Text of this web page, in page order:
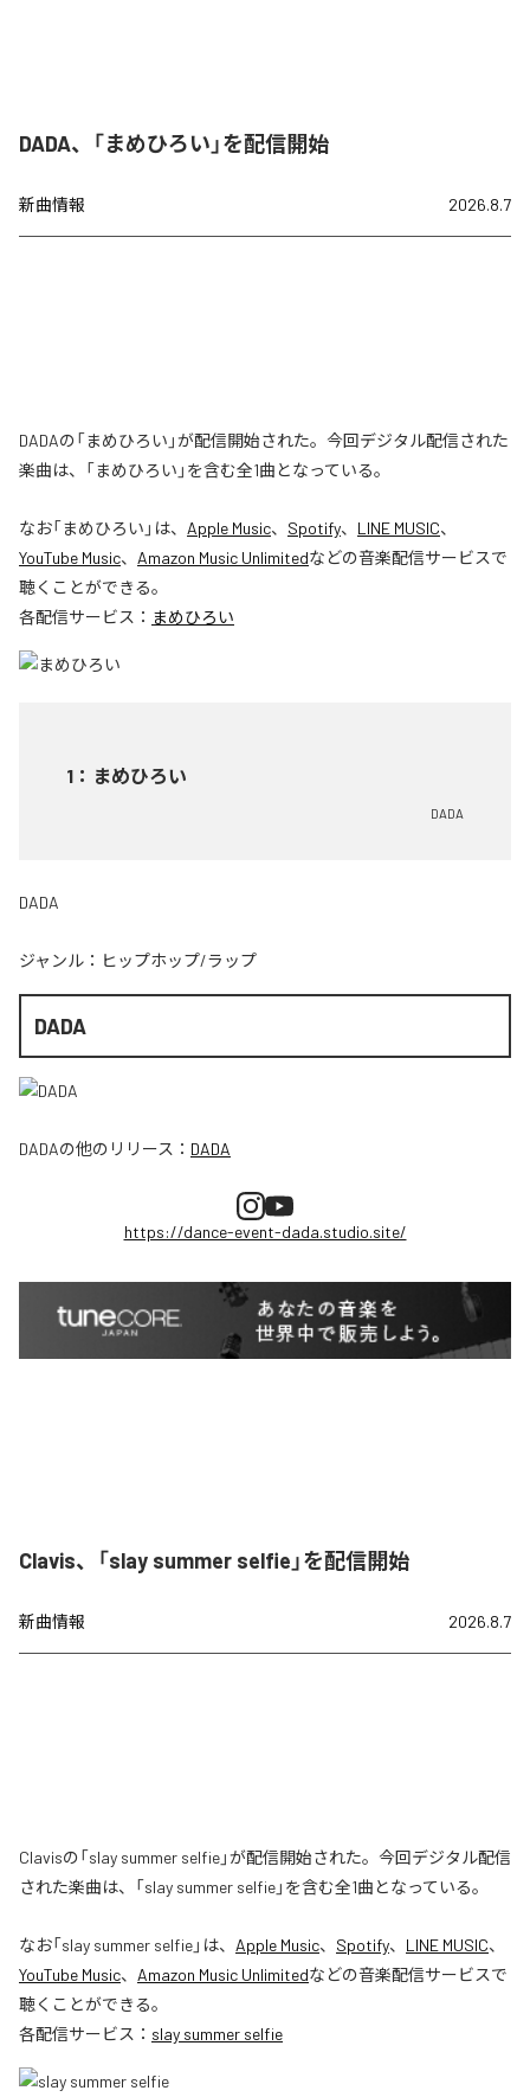
DADA、「まめひろい」を配信開始
新曲情報 2026.8.7
DADAの「まめひろい」が配信開始された。今回デジタル配信された
楽曲は、「まめひろい」を含む全1曲となっている。
なお「まめひろい 」は、 Apple Music、 Spotify、 LINE MUSIC、
YouTube Music、 Amazon Music Unlimitedなどの音楽配信サービスで
聴くことができる。
各配信サービス： まめひろい
1 ： まめひろい
DADA
DADA
ジャンル： ヒップホップ/ラップ
DADA
DADAの他のリリース： DADA
https://dance-event-dada.studio.site/
Clavis、「slay summer selfie」を配信開始
新曲情報 2026.8.7
Clavisの「slay summer selfie」が配信開始された。今回デジタル配信
された楽曲は、「slay summer selfie」を含む全1曲となっている。
なお「slay summer selfie」は、 Apple Music、 Spotify、 LINE MUSIC、
YouTube Music、 Amazon Music Unlimitedなどの音楽配信サービスで
聴くことができる。
各配信サービス： slay summer selfie